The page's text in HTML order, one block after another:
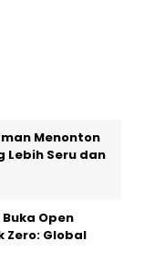
Menonton
Lebih Seru dan
Open
Zero: Global